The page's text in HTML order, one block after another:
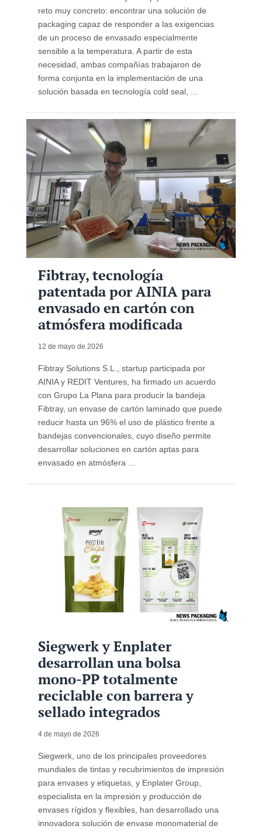
reto muy concreto: encontrar una solución de
packaging capaz de responder a las exigencias
de un proceso de envasado especialmente
sensible a la temperatura. A partir de esta
necesidad, ambas compañías trabajaron de
forma conjunta en la implementación de una
solución basada en tecnología cold seal, ...
Fibtray, tecnología
patentada por AINIA para
envasado en cartón con
atmósfera modificada
12 de mayo de 2026
Fibtray Solutions S.L., startup participada por
AINIA y REDIT Ventures, ha firmado un acuerdo
con Grupo La Plana para producir la bandeja
Fibtray, un envase de cartón laminado que puede
reducir hasta un 96% el uso de plástico frente a
bandejas convencionales, cuyo diseño permite
desarrollar soluciones en cartón aptas para
envasado en atmósfera ...
Siegwerk y Enplater
desarrollan una bolsa
mono-PP totalmente
reciclable con barrera y
sellado integrados
4 de mayo de 2026
Siegwerk, uno de los principales proveedores
mundiales de tintas y recubrimientos de impresión
para envases y etiquetas, y Enplater Group,
especialista en la impresión y producción de
envases rígidos y flexibles, han desarrollado una
innovadora solución de envase monomaterial de